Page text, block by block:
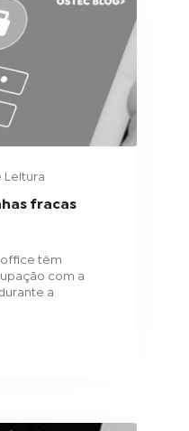
Leitura
fracas
office têm
com a
a